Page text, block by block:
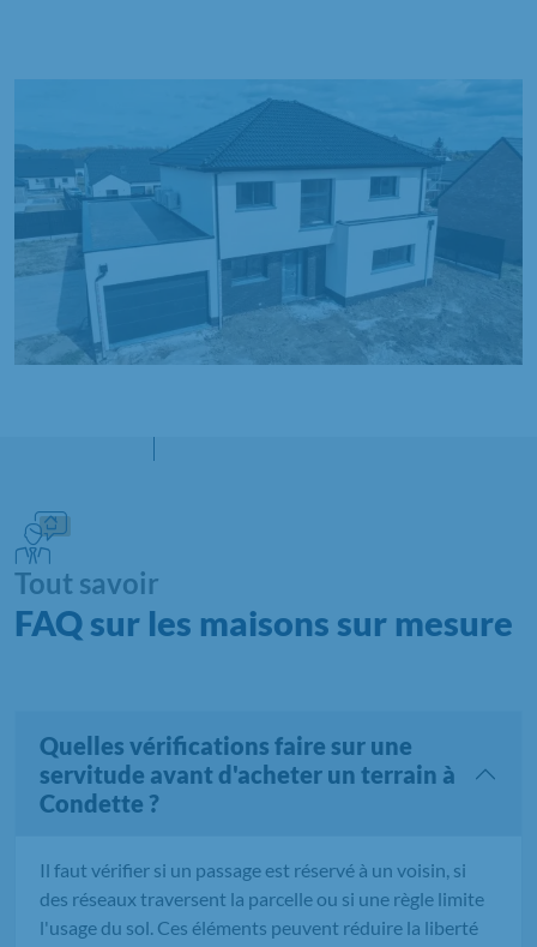
Tout savoir
FAQ sur les maisons sur mesure
Quelles vérifications faire sur une
servitude avant d'acheter un terrain à
Condette ?
Il faut vérifier si un passage est réservé à un voisin, si
des réseaux traversent la parcelle ou si une règle limite
l'usage du sol. Ces éléments peuvent réduire la liberté